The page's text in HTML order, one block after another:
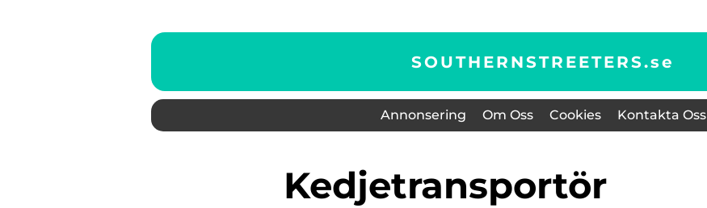
SOUTHERNSTREETERS.se
Annonsering Om Oss Cookies Kontakta Oss
Kedjetransportör